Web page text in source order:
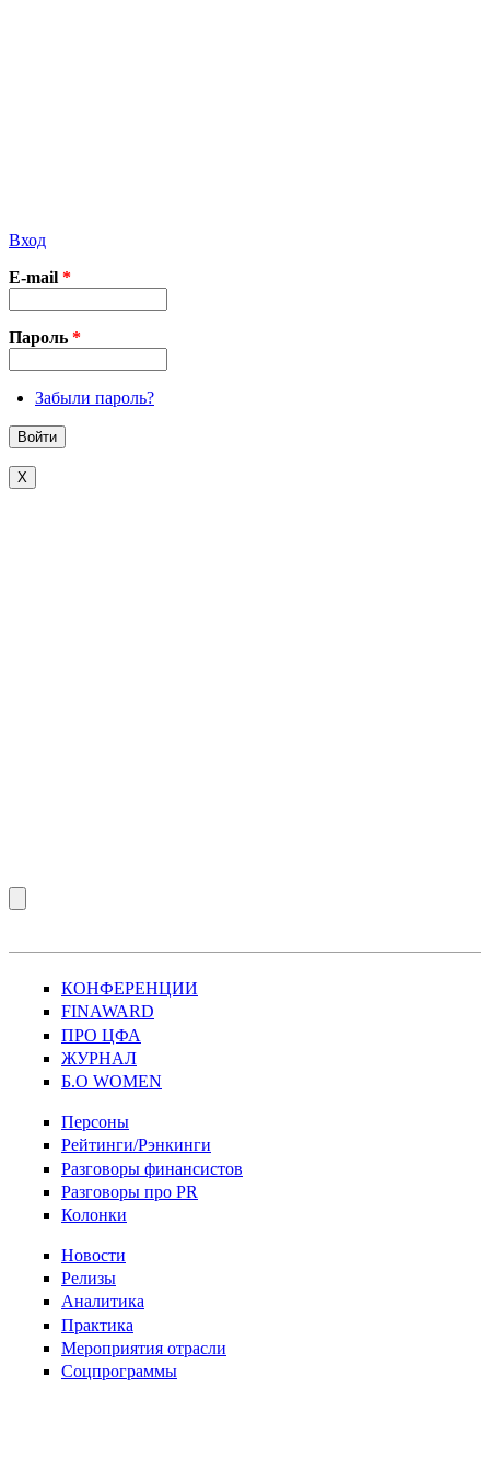
Вход
E-mail *
Пароль *
Забыли пароль?
X
КОНФЕРЕНЦИИ
FINAWARD
ПРО ЦФА
ЖУРНАЛ
Б.О WOMEN
Персоны
Рейтинги/Рэнкинги
Разговоры финансистов
Разговоры про PR
Колонки
Новости
Релизы
Аналитика
Практика
Мероприятия отрасли
Соцпрограммы